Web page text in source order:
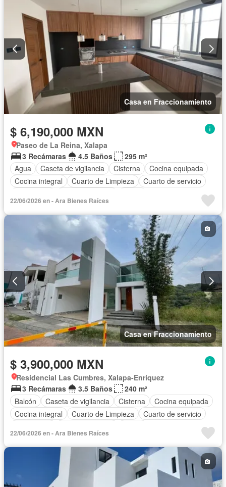
Casa en Fraccionamiento
$ 6,190,000 MXN
Paseo de La Reina, Xalapa
3 Recámaras
4.5 Baños
295 m²
Agua
Caseta de vigilancia Cisterna
Cocina equipada
Cocina integral
Cuarto de Limpieza
Cuarto de servicio
Recámara con closet
Azotea
22/06/2026 en - Ara Bienes Raíces
Casa en Fraccionamiento
$ 3,900,000 MXN
Residencial Las Cumbres, Xalapa-Enríquez
3 Recámaras
3.5 Baños
240 m²
Balcón
Caseta de vigilancia Cisterna
Cocina equipada
Cocina integral
Cuarto de Limpieza
Cuarto de servicio
Recámara con closet
Vista panorámica
22/06/2026 en - Ara Bienes Raíces